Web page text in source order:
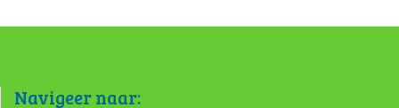
Navigeer naar: